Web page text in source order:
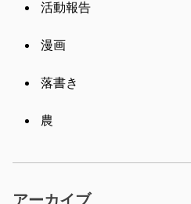
活動報告
漫画
落書き
農
アーカイブ